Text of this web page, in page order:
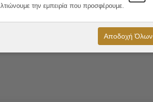
την εμπειρία που προσφέρουμε.
Αποδοχή Όλων